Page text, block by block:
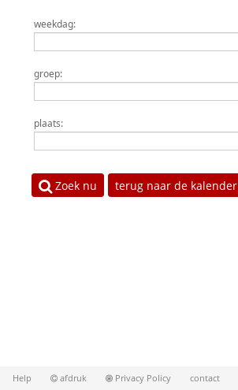
weekdag:
groep:
plaats:
Zoek nu terug naar de kalender
Help afdruk Privacy Policy contact